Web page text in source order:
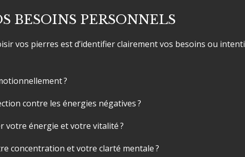
BESOINS PERSONNELS
vos pierres est d’identifier clairement vos besoins ou
?
contre les énergies négatives ?
votre énergie et votre vitalité ?
concentration et votre clarté mentale ?